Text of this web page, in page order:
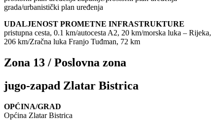
grada/urbanistički plan uređenja
UDALJENOST PROMETNE INFRASTRUKTURE
pristupna cesta, 0.1 km/autocesta A2, 20 km/morska luka – Rijeka,
206 km/Zračna luka Franjo Tuđman, 72 km
Zona 13 / Poslovna zona
jugo-zapad Zlatar Bistrica
OPĆINA/GRAD
Općina Zlatar Bistrica